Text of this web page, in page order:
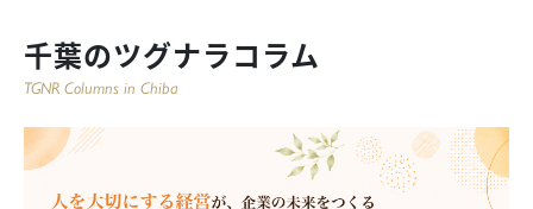
千葉のツグナラコラム
TGNR Columns in Chiba